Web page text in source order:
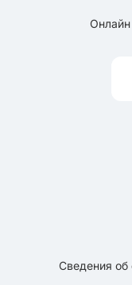
Сведения об